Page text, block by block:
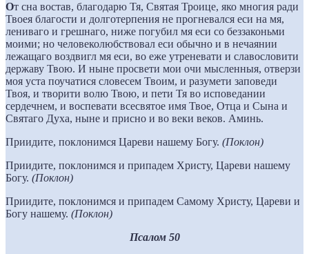
От сна востав, благодарю Тя, Святая Троице, яко многия ради
Твоея благости и долготерпения не прогневался еси на мя,
лениваго и грешнаго, ниже погубил мя еси со беззаконьми
моими; но человеколюбствовал еси обычно и в нечаянии
лежащаго воздвигл мя еси, во еже утреневати и славословити
державу Твою. И ныне просвети мои очи мысленныя, отверзи
моя уста поучатися словесем Твоим, и разумети заповеди
Твоя, и творити волю Твою, и пети Тя во исповедании
сердечнем, и воспевати всесвятое имя Твое, Отца и Сына и
Святаго Духа, ныне и присно и во веки веков. Аминь.
Приидите, поклонимся Цареви нашему Богу. (Поклон)
Приидите, поклонимся и припадем Христу, Цареви нашему
Богу. (Поклон)
Приидите, поклонимся и припадем Самому Христу, Цареви и
Богу нашему. (Поклон)
Псалом 50